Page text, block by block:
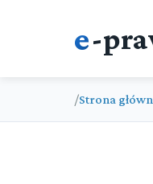
e-
/Strona